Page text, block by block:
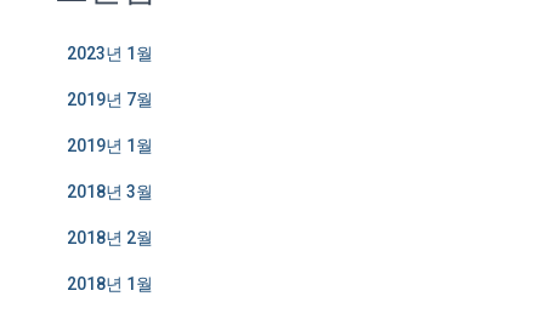
2023년 1월
2019년 7월
2019년 1월
2018년 3월
2018년 2월
2018년 1월